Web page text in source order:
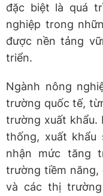
đặc biệt là quá
nghiệp trong
được nền tảng
triển.
Ngành nông
trường quốc tế,
trường xuất khẩu.
thống, xuất khẩu
nhận mức tăng
trường tiềm
và các thị